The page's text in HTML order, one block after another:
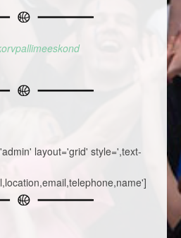
layout='grid' style=',text-